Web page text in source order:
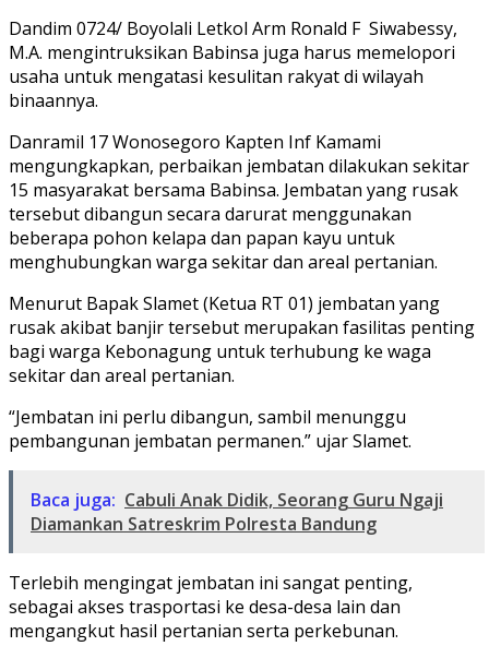
Dandim 0724/ Boyolali Letkol Arm Ronald F Siwabessy,
M.A. mengintruksikan Babinsa juga harus memelopori
usaha untuk mengatasi kesulitan rakyat di wilayah
binaannya.
Danramil 17 Wonosegoro Kapten Inf Kamami
mengungkapkan, perbaikan jembatan dilakukan sekitar
15 masyarakat bersama Babinsa. Jembatan yang rusak
tersebut dibangun secara darurat menggunakan
beberapa pohon kelapa dan papan kayu untuk
menghubungkan warga sekitar dan areal pertanian.
Menurut Bapak Slamet (Ketua RT 01) jembatan yang
rusak akibat banjir tersebut merupakan fasilitas penting
bagi warga Kebonagung untuk terhubung ke waga
sekitar dan areal pertanian.
“Jembatan ini perlu dibangun, sambil menunggu
pembangunan jembatan permanen.” ujar Slamet.
Baca juga: Cabuli Anak Didik, Seorang Guru Ngaji
Diamankan Satreskrim Polresta Bandung
Terlebih mengingat jembatan ini sangat penting,
sebagai akses trasportasi ke desa-desa lain dan
mengangkut hasil pertanian serta perkebunan.